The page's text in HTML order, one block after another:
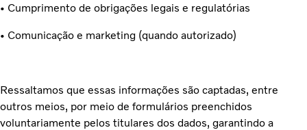
• Cumprimento de obrigações legais e regulatórias
• Comunicação e marketing (quando autorizado)
Ressaltamos que essas informações são captadas, entre
outros meios, por meio de formulários preenchidos
voluntariamente pelos titulares dos dados, garantindo a